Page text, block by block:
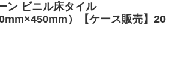
ン ビニル床タイル
）【ケース販売】20